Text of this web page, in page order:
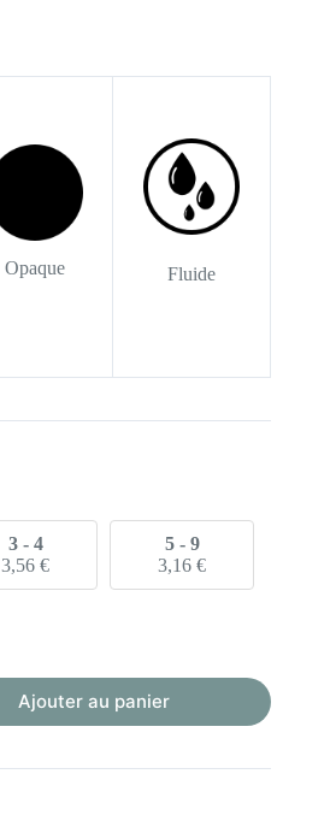
Opaque Fluide
3 - 4
3,56 €
5 - 9
3,16 €
Ajouter au panier